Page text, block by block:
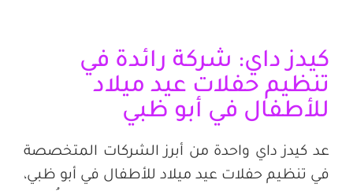
كيدز داي: شركة رائدة في
تنظيم حفلات عيد ميلاد
للأطفال في أبو ظبي
عد كيدز داي واحدة من أبرز الشركات المتخصصة
في تنظيم حفلات عيد ميلاد للأطفال في أبو ظبي،